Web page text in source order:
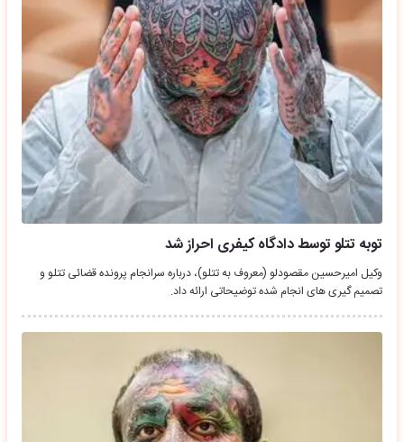
توبه تتلو توسط دادگاه کیفری احراز شد
وکیل امیرحسین مقصودلو (معروف به تتلو)، درباره سرانجام پرونده قضائی تتلو و
تصمیم گیری های انجام شده توضیحاتی ارائه داد.